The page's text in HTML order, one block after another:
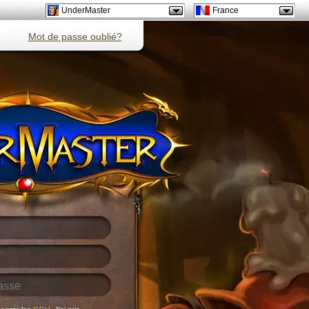
UnderMaster France
Mot de passe oublié?